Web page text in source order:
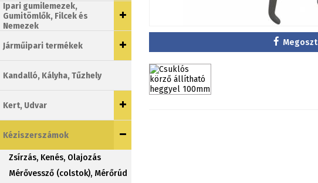
Ipari gumilemezek,
Gumitömlők, Filcek és
Nemezek
Járműipari termékek
Kandalló, Kályha, Tűzhely
Kert, Udvar
Kéziszerszámok
Zsírzás, Kenés, Olajozás
Mérővessző (colstok), Mérőrúd